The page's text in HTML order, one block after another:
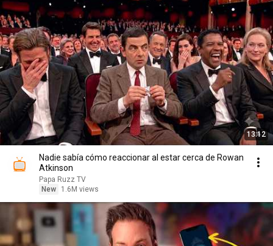
13:12
Nadie sabía cómo reaccionar al estar cerca de Rowan
Atkinson
Papa Ruzz TV
New
1.6M views